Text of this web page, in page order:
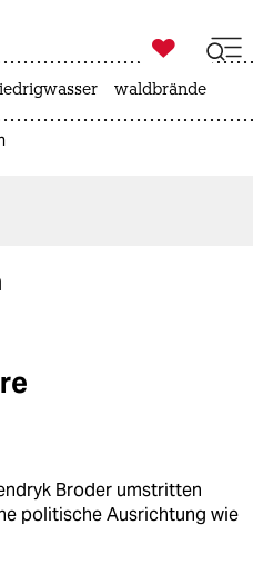
ich

taz zahl ich
waldbrände
Broder umstritten
politische Ausrichtung wie